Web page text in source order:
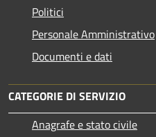
Politici
Personale Amministrativo
Documenti e dati
CATEGORIE DI SERVIZIO
Anagrafe e stato civile